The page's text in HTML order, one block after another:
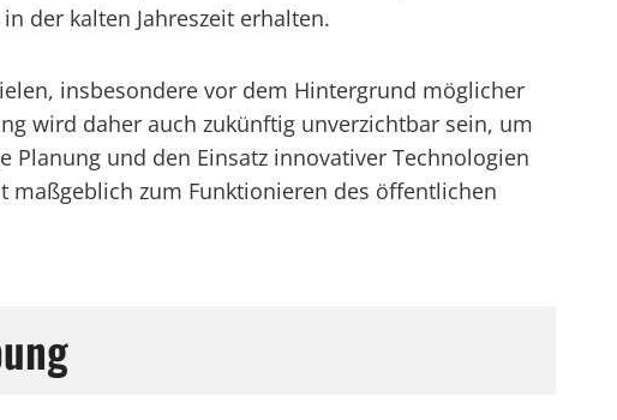
der kalten Jahreszeit erhalten.
insbesondere vor dem Hintergrund möglicher
wird daher auch zukünftig unverzichtbar sein, um
und den Einsatz innovativer Technologien
maßgeblich zum Funktionieren des öffentlichen